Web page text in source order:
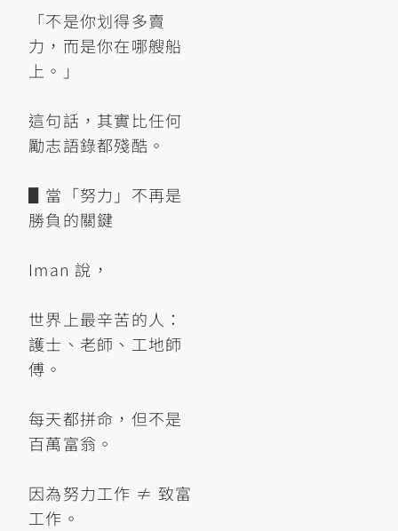
「不是你划得多賣
力，而是你在哪艘船
上。」
這句話，其實比任何
勵志語錄都殘酷。
▋當「努力」不再是
勝負的關鍵
Iman 說，
世界上最辛苦的人：
護士、老師、工地師
傅。
每天都拼命，但不是
百萬富翁。
因為努力工作 ≠ 致富
工作。